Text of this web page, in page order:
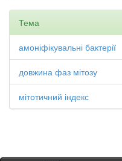
Тема
амоніфікувальні бактерії
довжина фаз мітозу
мітотичний індекс